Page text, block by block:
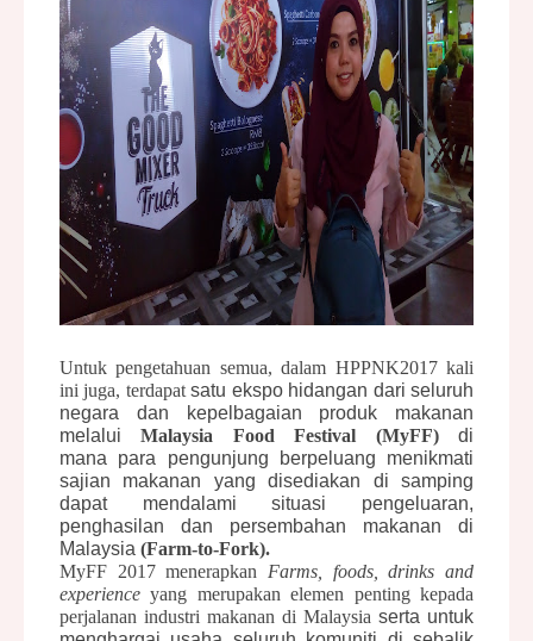
Untuk pengetahuan semua, dalam HPPNK2017 kali
ini juga, terdapatsatu ekspo hidangan dari seluruh
negara dan kepelbagaian produk makanan
melaluiMalaysia Food Festival (MyFF)di
mana para pengunjung berpeluang menikmati
sajian makanan yang disediakan di samping
dapat mendalami situasi pengeluaran,
penghasilan dan persembahan makanan di
Malaysia (Farm-to-Fork).
MyFF 2017 menerapkan Farms, foods, drinks and
experienceyang merupakan elemen penting kepada
perjalanan industri makanan di Malaysia serta untuk